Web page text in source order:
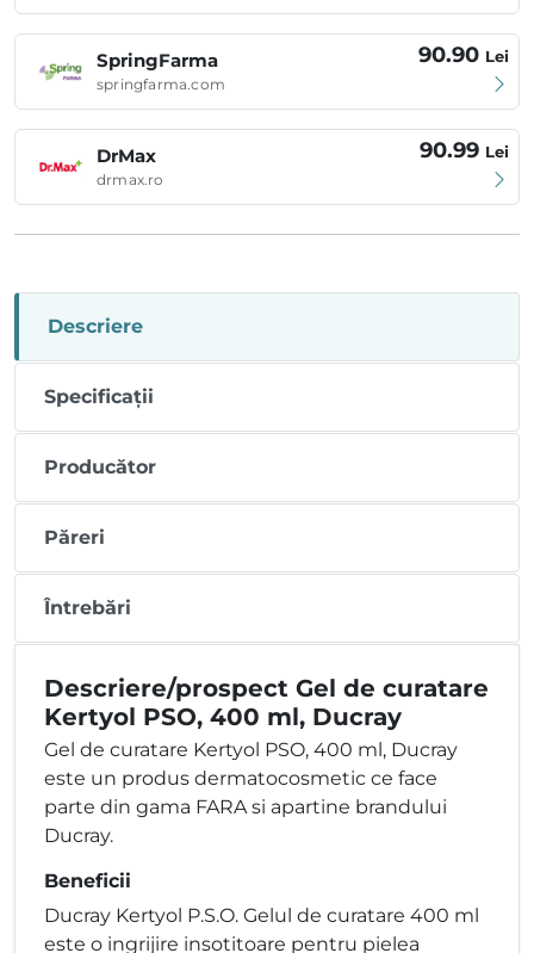
SpringFarma
springfarma.com
90.90 Lei
DrMax
drmax.ro
90.99 Lei
Descriere
Specificații
Producător
Păreri
Întrebări
Descriere/prospect Gel de curatare
Kertyol PSO, 400 ml, Ducray
Gel de curatare Kertyol PSO, 400 ml, Ducray
este un produs dermatocosmetic ce face
parte din gama FARA si apartine brandului
Ducray.
Beneficii
Ducray Kertyol P.S.O. Gelul de curatare 400 ml
este o ingrijire insotitoare pentru pielea